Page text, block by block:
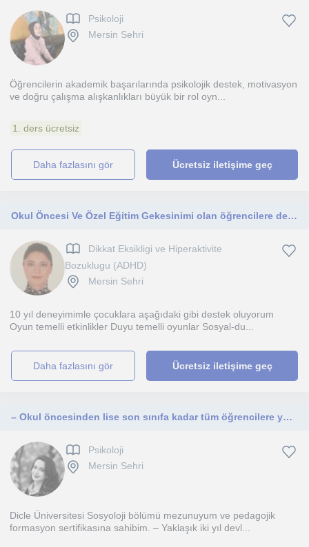
Psikoloji
Mersin Sehri
Öğrencilerin akademik başarılarında psikolojik destek, motivasyon
ve doğru çalışma alışkanlıkları büyük bir rol oyn...
1. ders ücretsiz
daha fazlasını gör Ücretsiz iletişime geç
Okul Öncesi Ve Özel Eğitim Gekesinimi olan öğrencilere ders veriyorum
Dikkat Eksikligi ve Hiperaktivite
Bozuklugu (ADHD)
Mersin Sehri
10 yıl deneyimimle çocuklara aşağıdaki gibi destek oluyorum
Oyun temelli etkinlikler Duyu temelli oyunlar Sosyal-du...
daha fazlasını gör Ücretsiz iletişime geç
– Okul öncesinden lise son sınıfa kadar tüm öğrencilere yönelik uygulanabilir. – Sınav kaygısı, hedef belirleme, verimli ders
Psikoloji
Mersin Sehri
Dicle Üniversitesi Sosyoloji bölümü mezunuyum ve pedagojik
formasyon sertifikasına sahibim. – Yaklaşık iki yıl devl...